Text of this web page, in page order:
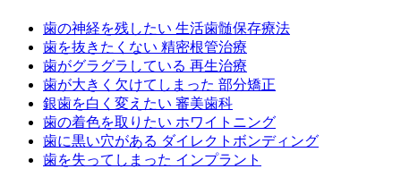
歯の神経を残したい 生活歯髄保存療法
歯を抜きたくない 精密根管治療
歯がグラグラしている 再生治療
歯が大きく欠けてしまった 部分矯正
銀歯を白く変えたい 審美歯科
歯の着色を取りたい ホワイトニング
歯に黒い穴がある ダイレクトボンディング
歯を失ってしまった インプラント